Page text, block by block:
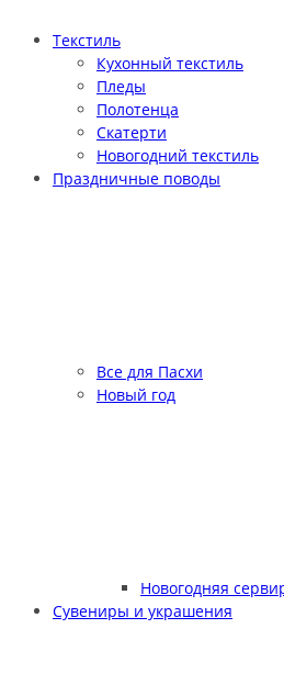
Текстиль
Кухонный текстиль
Пледы
Полотенца
Скатерти
Новогодний текстиль
Праздничные поводы
Все для Пасхи
Новый год
Новогодняя
Сувениры и украшения